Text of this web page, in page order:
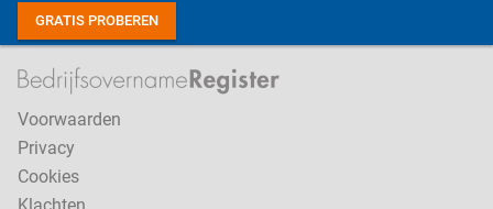
GRATIS PROBEREN
Voorwaarden
Privacy
Cookies